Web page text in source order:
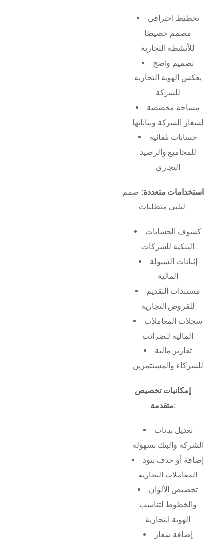
تخطيط احترافي
مصمم خصيصًا
للأنشطة التجارية
تصميم واضح
يعكس الهوية التجارية
للشركة
مساحة مخصصة
لشعار الشركة وبياناتها
حسابات تلقائية
للمجاميع والرصيد
التجاري
استخدامات متعددة: صمم
ليلبي متطلبات:
كشوف الحسابات
البنكية للشركات
إثباتات السيولة
المالية
مستندات التقديم
للقروض التجارية
سجلات المعاملات
المالية للضرائب
تقارير مالية
للشركاء والمستثمرين
إمكانيات تخصيص
متقدمة:
تعديل بيانات
الشركة والبنك بسهولة
إضافة أو حذف بنود
المعاملات التجارية
تخصيص الألوان
والخطوط لتناسب
الهوية التجارية
إضافة شعار